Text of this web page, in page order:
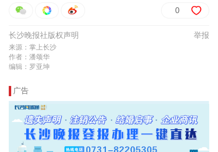
0
举报
长沙晚报社版权声明
来源：掌上长沙
作者：潘颂华
编辑：罗亚坤
广告